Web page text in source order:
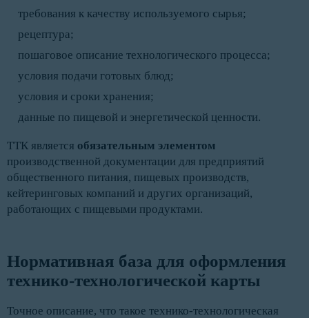
требования к качеству используемого сырья;
рецептура;
пошаговое описание технологического процесса;
условия подачи готовых блюд;
условия и сроки хранения;
данные по пищевой и энергетической ценности.
ТТК является обязательным элементом
производственной документации для предприятий
общественного питания, пищевых производств,
кейтеринговых компаний и других организаций,
работающих с пищевыми продуктами.
Нормативная база для оформления
технико-технологической карты
Точное описание, что такое технико-технологическая